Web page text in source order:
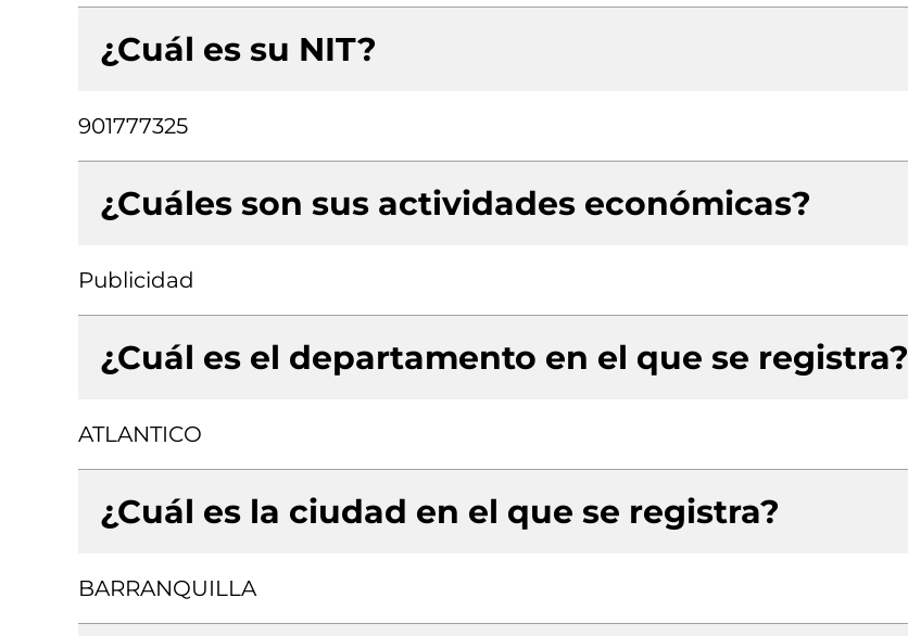
¿Cuál es su NIT?
901777325
¿Cuáles son sus actividades económicas?
Publicidad
¿Cuál es el departamento en el que se registra?
ATLANTICO
¿Cuál es la ciudad en el que se registra?
BARRANQUILLA